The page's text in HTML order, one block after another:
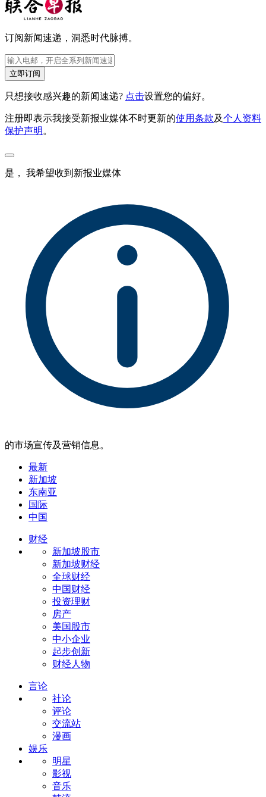
订阅新闻速递，洞悉时代脉搏。
立即订阅
只想接收感兴趣的新闻速递? 点击设置您的偏好。
注册即表示我接受新报业媒体不时更新的使用条款及个人资料
保护声明 。
是， 我希望收到新报业媒体
的市场宣传及营销信息。
最新
新加坡
东南亚
国际
中国
财经
新加坡股市
新加坡财经
全球财经
中国财经
投资理财
房产
美国股市
中小企业
起步创新
财经人物
言论
社论
评论
交流站
漫画
娱乐
明星
影视
音乐